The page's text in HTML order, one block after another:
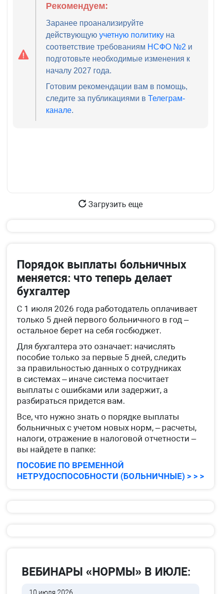
Рекомендуем:
Заранее проанализируйте
действующуюучетную политику на
соответствие требованиям НСФО №2 и
подготовьте необходимые изменения к
началу 2027 года.
Готовим рекомендации вам в помощь,
следите за публикациями вТелеграм-
канале.
Загрузить еще
Порядок выплаты больничных
меняется: что теперь делает
бухгалтер
С 1 июля 2026 года работодатель оплачивает
только 5 дней первого больничного в год –
остальное берет на себя госбюджет.
Для бухгалтера это означает: начислять
пособие только за первые 5 дней, следить
за правильностью данных о сотрудниках
в системах – иначе система посчитает
выплаты с ошибками или задержит, а
разбираться придется вам.
Все, что нужно знать о порядке выплаты
больничных с учетом новых норм, – расчеты,
налоги, отражение в налоговой отчетности –
вы найдете в папке:
ПОСОБИЕ ПО ВРЕМЕННОЙ
НЕТРУДОСПОСОБНОСТИ (БОЛЬНИЧНЫЕ) > > >
ВЕБИНАРЫ «НОРМЫ» В ИЮЛЕ: